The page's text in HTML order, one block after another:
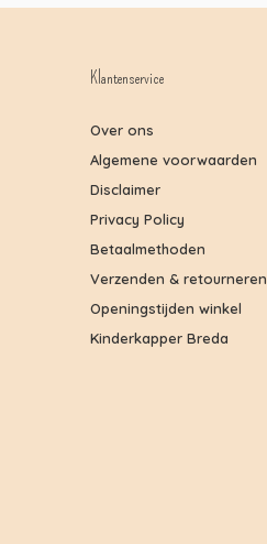
Klantenservice
Over ons
Algemene voorwaarden
Disclaimer
Privacy Policy
Betaalmethoden
Verzenden & retourneren
Openingstijden winkel
Kinderkapper Breda